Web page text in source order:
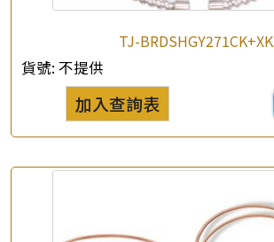
TJ-BRDSHGY271CK+XK
貨號: 不提供
加入查詢表